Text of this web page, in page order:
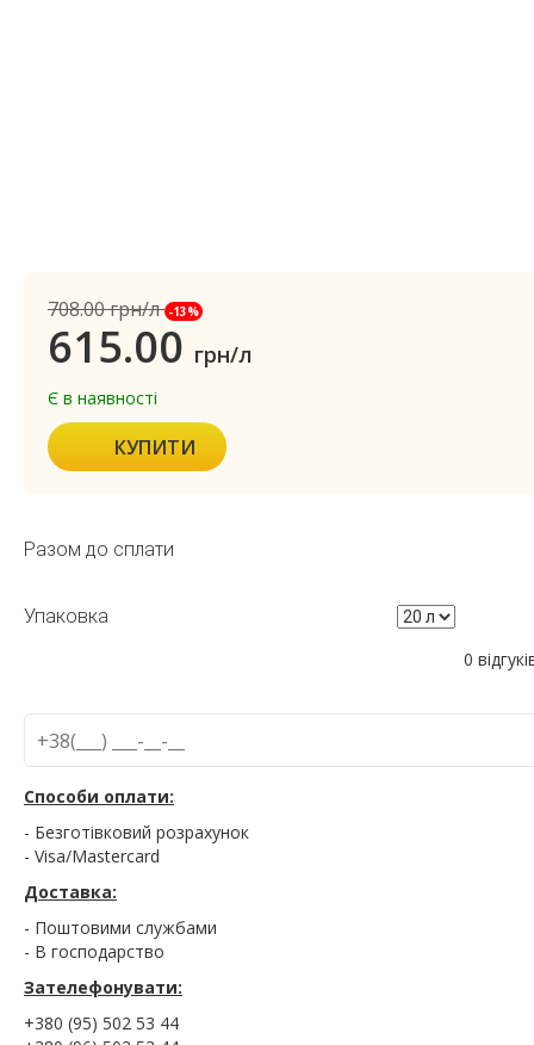
708.00грн/л -13%
615.00 грн/л
Є в наявності
КУПИТИ
Разом до сплати
Упаковка
0
Способи оплати:
- Безготівковий розрахунок
- Visa/Mastercard
Доставка:
- Поштовими службами
- В господарство
Зателефонувати:
+380 (95) 502 53 44